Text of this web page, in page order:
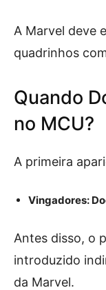
A Marvel deve
quadrinhos
Quando
no MCU?
A primeira
Vingadores:
Antes disso, o
introduzido
da Marvel.